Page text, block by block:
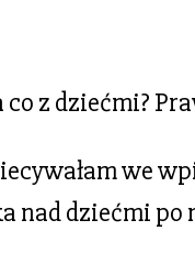
we
nad dziećmi po